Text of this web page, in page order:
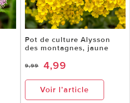
Pot de culture Alysson
des montagnes, jaune
9,99 4,99
Voir l’article